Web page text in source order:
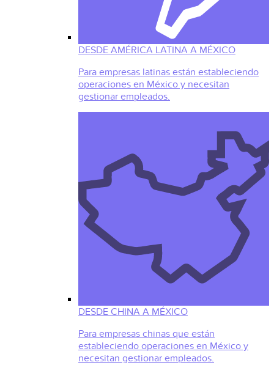
DESDE AMÉRICA LATINA A MÉXICO
Para empresas latinas están estableciendo
operaciones en México y necesitan
gestionar empleados.
DESDE CHINA A MÉXICO
Para empresas chinas que están
estableciendo operaciones en México y
necesitan gestionar empleados.